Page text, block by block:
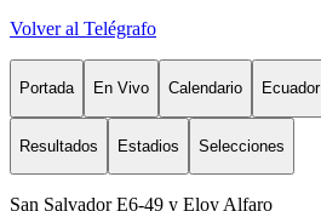
Volver al Telégrafo
Portada En Vivo Calendario Ecuador
Resultados Estadios Selecciones
San Salvador E6-49 y Eloy Alfaro